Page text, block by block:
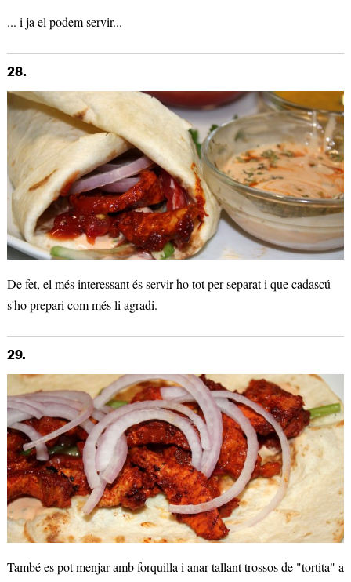
... i ja el podem servir...
28.
De fet, el més interessant és servir-ho tot per separat i que cadascú
s'ho prepari com més li agradi.
29.
També es pot menjar amb forquilla i anar tallant trossos de "tortita" a